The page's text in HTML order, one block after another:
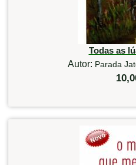
Todas as
Autor: Parada